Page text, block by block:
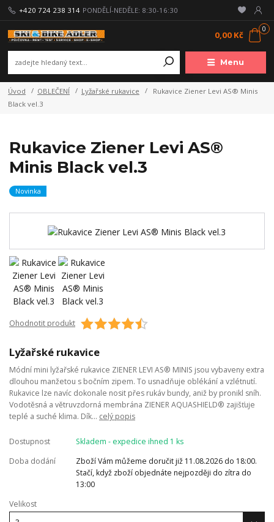
Menu
+420 724 238 314 PONDĚLÍ-NEDĚLE: 8:30-16:30
0
0,00 Kč
Úvod OBLEČENÍ Lyžařské rukavice
Rukavice Ziener Levi AS® Minis
Black vel.3
Rukavice Ziener Levi AS®
Minis Black vel.3
Novinka
Ohodnotit produkt
Lyžařské rukavice
Módní mini lyžařské rukavice ZIENER LEVI AS® MINIS jsou vybaveny extra
dlouhou manžetou s bočním zipem. To usnadňuje oblékání a vzlétnutí.
Rukavice lze navíc dokonale nosit přes rukáv bundy, aniž by pronikl sníh.
Vodotěsná a větruvzdorná membrána ZIENER AQUASHIELD® zajišťuje
teplé a suché klima. Dík... celý popis
Dostupnost
Skladem - expedice ihned 1 ks
Doba dodání
Zboží Vám můžeme doručit již 11.08.2026 do 18:00.
Stačí, když zboží objednáte nejpozději do zítra do
13:00
Velikost